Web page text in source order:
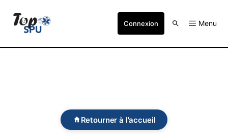
Connexion Menu
Retourner à l'accueil